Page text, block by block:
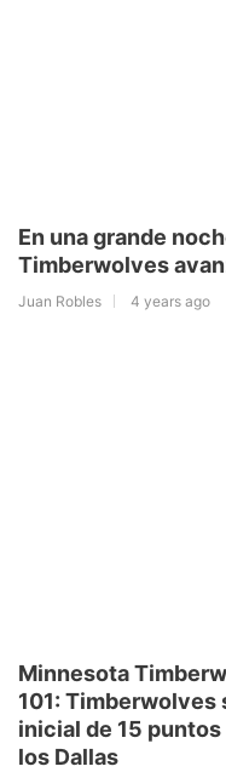
En una grande
Timberwolves
Juan Robles 4 years ago
Minnesota
101:
inicial de 15
los Dallas